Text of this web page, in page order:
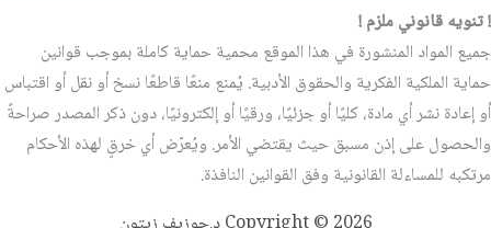
! تنويه قانوني ملزم !
جميع المواد المنشورة في هذا الموقع محمية حماية كاملة بموجب قوانين
حماية الملكية الفكرية والحقوق الأدبية. يُمنع منعًا قاطعًا نسخ أو نقل أو اقتباس
أو إعادة نشر أي مادة، كليًا أو جزئيًا، ورقيًا أو إلكترونيًا، دون ذكر المصدر صراحةً
والحصول على إذن مسبق حيث يقتضي الأمر. ويُعرّض أي خرقٍ لهذه الأحكام
مرتكبه للمساءلة القانونية وفق القوانين النافذة.